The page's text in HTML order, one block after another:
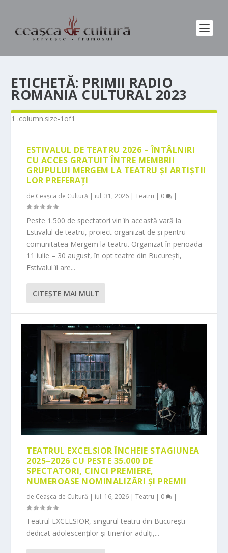
ETICHETĂ: PRIMII RADIO
ROMANIA CULTURAL 2023
ESTIVALUL DE TEATRU 2026 – ÎNTÂLNIRI
CU ACCES GRATUIT ÎNTRE MEMBRII
GRUPULUI MERGEM LA TEATRU ȘI ARTIȘTII
LOR PREFERAȚI
de Ceașca de Cultură | iul. 31, 2026 |Teatru | 0 |
Peste 1.500 de spectatori vin în această vară la
Estivalul de teatru, proiect organizat de și pentru
comunitatea Mergem la teatru. Organizat în perioada
11 iulie – 30 august, în opt teatre din București,
Estivalul îi are...
CITEŞTE MAI MULT
TEATRUL EXCELSIOR ÎNCHEIE STAGIUNEA
2025–2026 CU PESTE 35.000 DE
SPECTATORI, CINCI PREMIERE,
NUMEROASE NOMINALIZĂRI ȘI PREMII
de Ceașca de Cultură | iul. 16, 2026 |Teatru | 0 |
Teatrul EXCELSIOR, singurul teatru din București
dedicat adolescenților și tinerilor adulți,...